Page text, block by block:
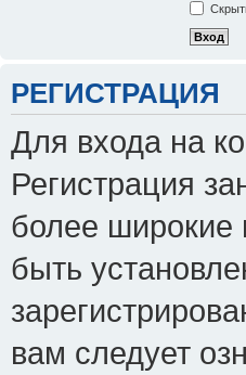
РЕГИСТРАЦИЯ
Для входа на
Регистрация
более широкие
быть
вам следует